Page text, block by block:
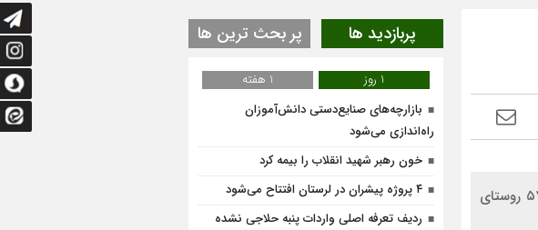
مسئول دفتر نمایندگی ولی‌فقیه در بنیاد مسکن انقلاب اسلامی لرستان گفت: طرح هادی در یک‌هزار و ۵۷۵ روستای
پربازدید ها پر بحث ترین ها
1 روز
1 هفته
بازارچه‌های صنایع‌دستی دانش‌آموزان
راه‌اندازی می‌شود
خون رهبر شهید انقلاب را بیمه کرد
۴ پروژه پیشران در لرستان افتتاح می‌شود
ردیف تعرفه اصلی واردات پنبه حلاجی نشده